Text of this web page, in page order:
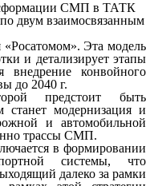
СМП в ТАТК
двум взаимосвязанным
Эта модель
и детализирует этапы
внедрение конвойного
до 2040 г.
предстоит быть
станет модернизация и
и автомобильной
трассы СМП.
в формировании
системы, что
далеко за рамки